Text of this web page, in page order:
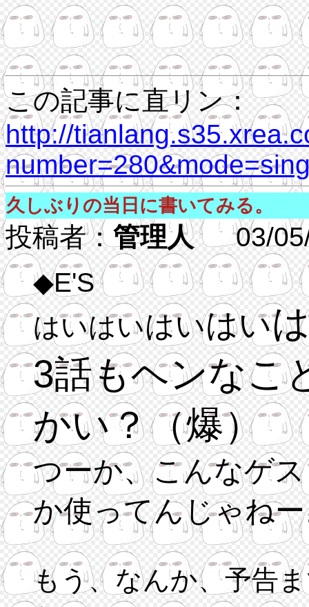
この記事に直リン：
http://
久しぶりの当日に書いてみる。
投稿者： 管理人03/05/
◆E'S
はいはいはいはい
3話もヘンなこ
かい？（爆）
つーか、こんなゲ
か使ってんじゃね
もう、なんか、予告